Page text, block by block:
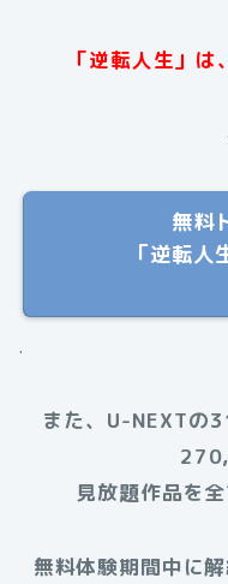
「逆転人生」
無料
「逆転
.
また、U-NEXTの
見放題作品を
無料体験期間中に